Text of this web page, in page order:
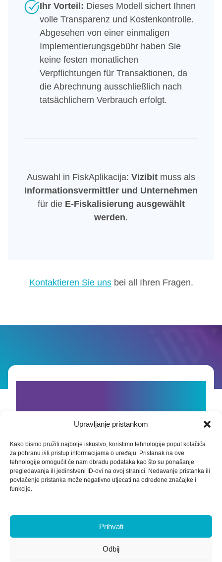
Upravljanje pristankom
Kako bismo pružili najbolje iskustvo, koristimo tehnologije poput kolačića
za pohranu i/ili pristup informacijama o uređaju. Pristanak na ove
tehnologije omogućit će nam obradu podataka kao što su ponašanje
pregledavanja ili jedinstveni ID-ovi na ovoj stranici. Nedavanje pristanka ili
povlačenje pristanka može negativno utjecati na određene značajke i
funkcije.
Prihvati
Odbij
Ihr Vorteil: Dieses Modell sichert Ihnen
volle Transparenz und Kostenkontrolle.
Abgesehen von einer einmaligen
Implementierungsgebühr haben Sie
keine festen monatlichen
Verpflichtungen für Transaktionen, da
die Abrechnung ausschließlich nach
tatsächlichem Verbrauch erfolgt.
Auswahl in FiskAplikacija: Vizibit muss als
Informationsvermittler und Unternehmen
für die E-Fiskalisierung ausgewählt
werden.
Kontaktieren Sie unsbei all Ihren Fragen.
einfachste und sicherste
E-Rechnung?